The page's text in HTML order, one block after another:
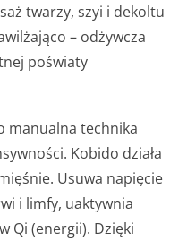
twarzy, szyi i dekoltu
– odżywcza
poświaty
manualna technika
Kobido działa
Usuwa napięcie
i limfy, uaktywnia
Qi (energii). Dzięki